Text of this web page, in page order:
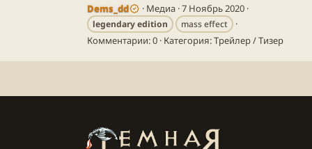
Dems_dd Медиа 7 Ноябрь 2020
legendaryedition mass effect
Комментарии: 0 Категория: Трейлер / Тизер